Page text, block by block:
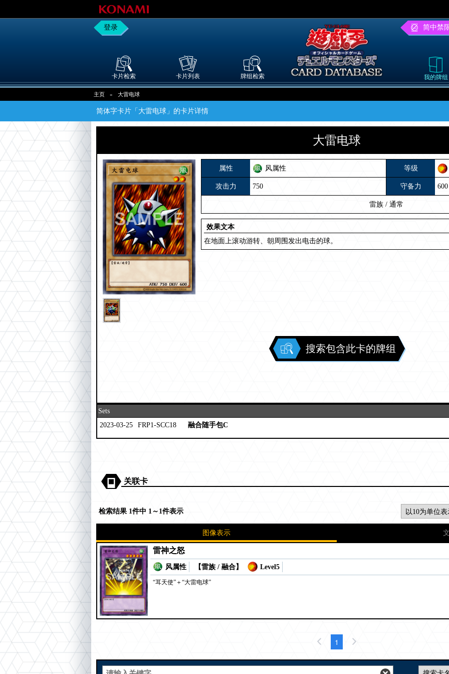
登录 简中禁
卡片检索 卡片列表 牌组检索 我的牌组
主页 » 大雷电球
简体字卡片「大雷电球」的卡片详情
大雷电球
属性 风属性 等级
攻击力 750 守备力 600
雷族 / 通常
效果文本
在地面上滚动游转、朝周围发出电击的球。
搜索包含此卡的牌组
Sets
2023-03-25
FRP1-SCC18 融合随手包C
关联卡
检索结果 1件中 1～1件表示
图像表示
雷神之怒
风属性 【雷族 / 融合】 Level5
“耳天使”＋“大雷电球”
1